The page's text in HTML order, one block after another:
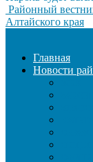
Районный
Алтайского края
Главная
Новости